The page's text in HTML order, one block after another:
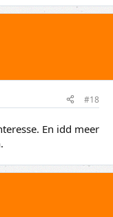
#18
En idd meer